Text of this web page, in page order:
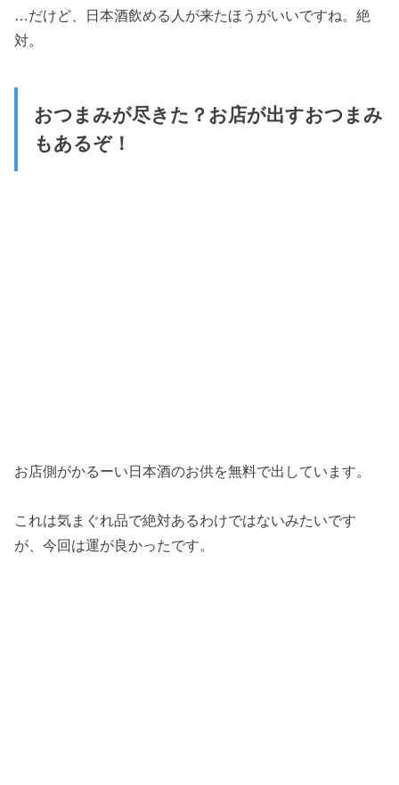
…だけど、日本酒飲める人が来たほうがいいですね。絶
対。
おつまみが尽きた？お店が出すおつまみ
もあるぞ！
お店側がかるーい日本酒のお供を無料で出しています。
これは気まぐれ品で絶対あるわけではないみたいです
が、今回は運が良かったです。